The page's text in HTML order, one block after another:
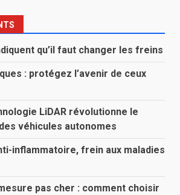
qu’il faut changer les freins
: protégez l’avenir de ceux
LiDAR révolutionne le
véhicules autonomes
inflammatoire, frein aux maladies
pas cher : comment choisir